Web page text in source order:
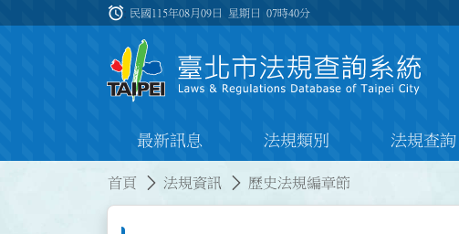
:::
alarm 民國115年08月09日 星期日07時40分
最新訊息 法規類別 法規查詢
首頁 法規資訊 歷史法規編章節